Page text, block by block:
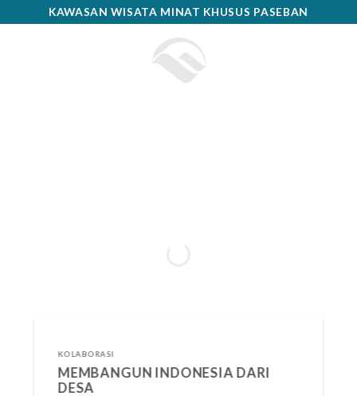
KAWASAN WISATA MINAT KHUSUS PASEBAN
KOLABORASI
MEMBANGUN INDONESIA DARI
DESA